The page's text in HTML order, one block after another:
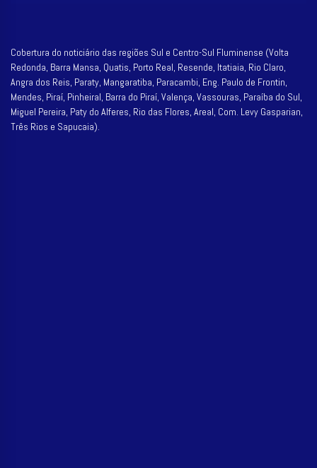
Cobertura do noticiário das regiões Sul e Centro-Sul Fluminense (Volta
Redonda, Barra Mansa, Quatis, Porto Real, Resende, Itatiaia, Rio Claro,
Angra dos Reis, Paraty, Mangaratiba, Paracambi, Eng. Paulo de Frontin,
Mendes, Piraí, Pinheiral, Barra do Piraí, Valença, Vassouras, Paraíba do Sul,
Miguel Pereira, Paty do Alferes, Rio das Flores, Areal, Com. Levy Gasparian,
Três Rios e Sapucaia).